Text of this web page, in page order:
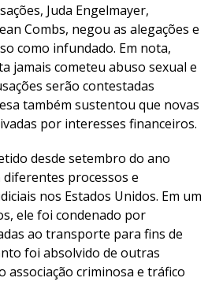
Juda Engelmayer,
Combs, negou as alegações e
como infundado. Em nota,
jamais cometeu abuso sexual e
serão contestadas
também sustentou que novas
por interesses financeiros.
desde setembro do ano
processos e
nos Estados Unidos. Em um
ele foi condenado por
ao transporte para fins de
foi absolvido de outras
associação criminosa e tráfico